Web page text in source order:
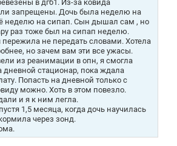
в дгб1. Из-за ковида
запрещены. Дочь была неделю на
неделю на сипап. Сын дышал сам , но
раз тоже был на сипап неделю.
пережила не передать словами. Хотела
но зачем вам эти все ужасы.
из реанимации в опн, я смогла
дневной стационар, пока ждала
Попасть на дневной только с
можно. Хоть в этом повезло.
и я к ним легла.
1,5 месяца, когда дочь научилась
через зонд.